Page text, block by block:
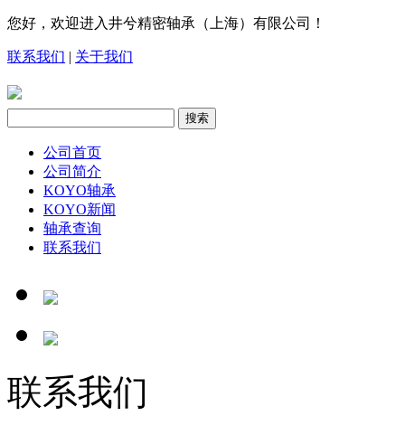
您好，欢迎进入井兮精密轴承（上海）有限公司！
联系我们 | 关于我们
公司首页
公司简介
KOYO轴承
KOYO新闻
轴承查询
联系我们
联系我们